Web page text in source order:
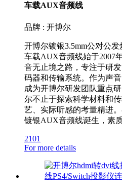
车载AUX音频线
品牌 : 开博尔
开博尔镀银3.5mm公对公
车载AUX音频线始于2007
音无止境之路，专注于研
码器和传输系统。作为声
成为开博尔研发团队重点
尔不止于探索科学材料和
艺、实际听感的考量精进
镀银AUX音频线诞生，素
2101
For more details